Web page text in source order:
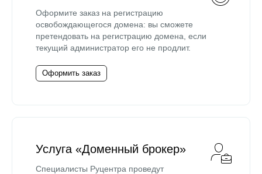
Оформите заказ на регистрацию
освобождающегося домена: вы сможете
претендовать на регистрацию домена, если
текущий администратор его не продлит.
Оформить заказ
Услуга «Доменный брокер»
Специалисты Руцентра проведут